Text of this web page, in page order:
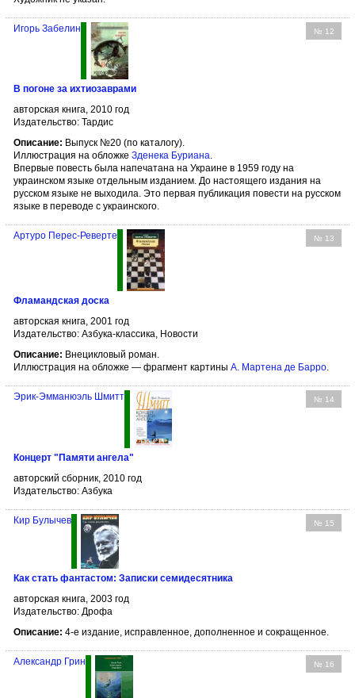
№ 12
Игорь Забелин
В погоне за ихтиозаврами
авторская книга, 2010 год
Издательство: Тардис
Описание: Выпуск №20 (по каталогу).
Иллюстрация на обложке Зденека Буриана
Впервые повесть была напечатана на Украине в 1959 году на
украинском языке отдельным изданием. До настоящего издания на
русском языке не выходила. Это первая публикация повести на русском
языке в переводе с украинского.
№ 13
Артуро Перес-Реверте
Фламандская доска
авторская книга, 2001 год
Издательство: Азбука-классика, Новости
Описание: Внецикловый роман.
Иллюстрация на обложке — фрагмент картины А. Мартена де Барро.
№ 14
Эрик-Эмманюэль Шмитт
Концерт "Памяти ангела"
авторский сборник, 2010 год
Издательство: Азбука
№ 15
Кир Булычев
Как стать фантастом: Записки семидесятника
авторская книга, 2003 год
Издательство: Дрофа
Описание: 4-е издание, исправленное, дополненное и сокращенное.
№ 16
Александр Грин